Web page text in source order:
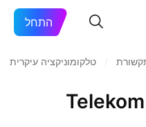
התחל
טלקומוניקציה עיקרית